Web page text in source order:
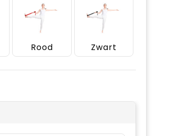
Rood Zwart